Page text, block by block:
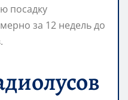
посадку
за 12 недель до